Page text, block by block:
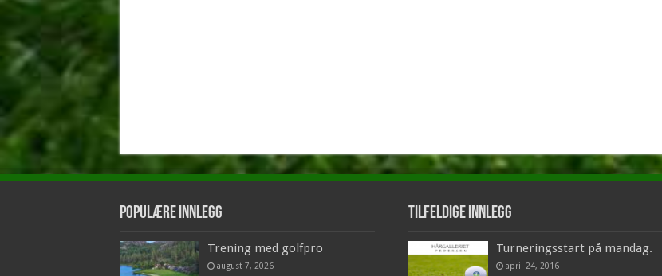
Populære innlegg
Trening med golfpro
august 7, 2026
Tilfeldige innlegg
Turneringsstart på mandag.
april 24, 2016